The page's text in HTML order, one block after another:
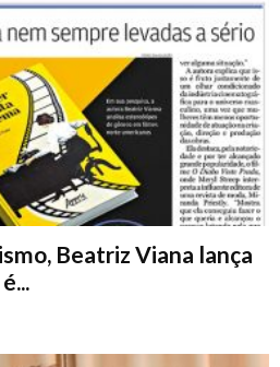
Beatriz Viana lança